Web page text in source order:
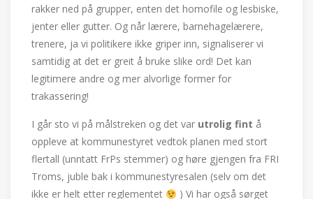
rakker ned på grupper, enten det homofile og lesbiske,
jenter eller gutter. Og når lærere, barnehagelærere,
trenere, ja vi politikere ikke griper inn, signaliserer vi
samtidig at det er greit å bruke slike ord! Det kan
legitimere andre og mer alvorlige former for
trakassering!
I går sto vi på målstreken og det var utrolig fint å
oppleve at kommunestyret vedtok planen med stort
flertall (unntatt FrPs stemmer) og høre gjengen fra FRI
Troms, juble bak i kommunestyresalen (selv om det
ikke er helt etter reglementet
) Vi har også sørget